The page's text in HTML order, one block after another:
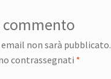
commento
non sarà pubblicato.
contrassegnati *